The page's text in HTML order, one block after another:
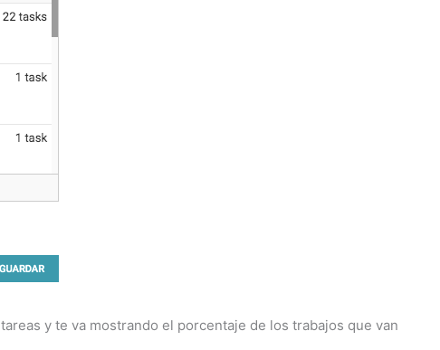
y te va mostrando el porcentaje de los trabajos que van